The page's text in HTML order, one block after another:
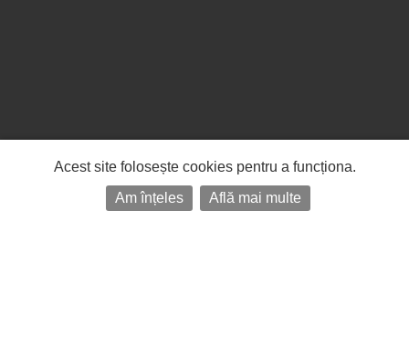
Acest site folosește cookies pentru a funcționa.
Am înțeles
Află mai multe